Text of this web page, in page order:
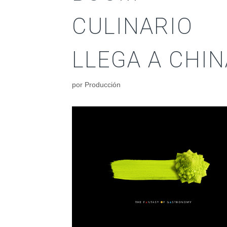
CULINARIO
LLEGA A
por Producción